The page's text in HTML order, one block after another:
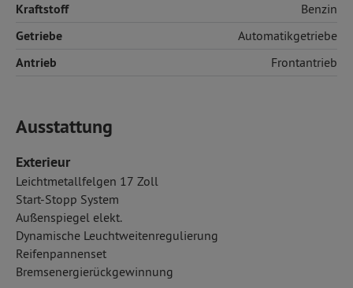
Kraftstoff Benzin
Getriebe Automatikgetriebe
Antrieb Frontantrieb
Ausstattung
Exterieur
Leichtmetallfelgen 17 Zoll
Start-Stopp System
Außenspiegel elekt.
Dynamische Leuchtweitenregulierung
Reifenpannenset
Bremsenergierückgewinnung